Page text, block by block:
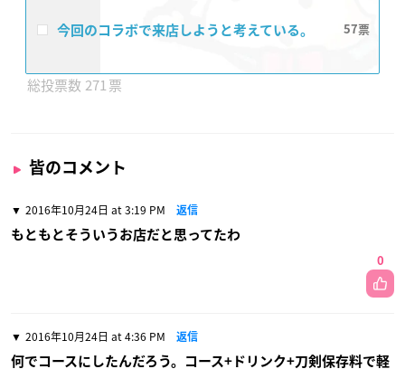
今回のコラボで来店しようと考えている。 57
271
皆のコメント
2016年10月24日 at 3:19 PM 返信
もともとそういうお店だと思ってたわ
0
2016年10月24日 at 4:36 PM 返信
何でコースにしたんだろう。コース+ドリンク+刀剣保存料で軽